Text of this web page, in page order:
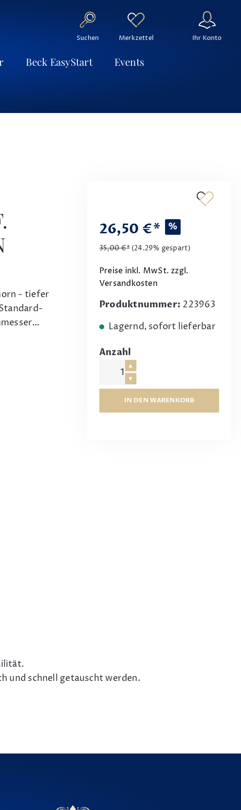
Beck EasyStart Events
Suchen Merkzettel Ihr Konto
- tiefer
26,50 €* %
35,00 €* (24.29% gespart)
Preise inkl. MwSt. zzgl.
Versandkosten
Produktnummer: 223963
Lagernd, sofort lieferbar
Anzahl
IN DEN WARENKORB
und schnell getauscht werden.